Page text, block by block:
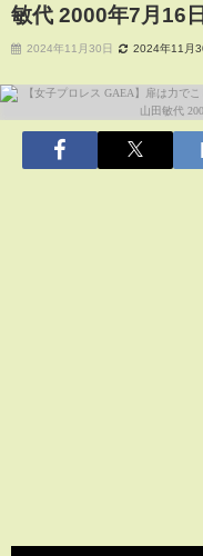
敏代 2000年7月16
2024年11月30日 2024年11月